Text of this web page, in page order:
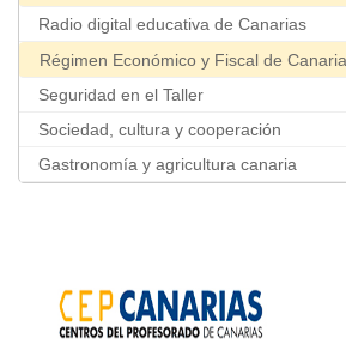
Radio digital educativa de Canarias
Régimen Económico y Fiscal de
Seguridad en el Taller
Sociedad, cultura y cooperación
Gastronomía y agricultura canaria